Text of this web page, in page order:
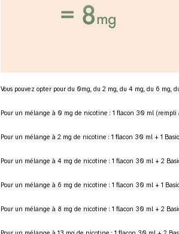
Vous pouvez opter pour du 0mg, du 2 mg, du 4 mg, du 6 mg,
Pour un mélange à 0 mg de nicotine : 1 flacon 30 ml
Pour un mélange à 2 mg de nicotine : 1 flacon 30 ml + 1
Pour un mélange à 4 mg de nicotine : 1 flacon 30 ml + 2
Pour un mélange à 6 mg de nicotine : 1 flacon 30 ml + 1
Pour un mélange à 8 mg de nicotine : 1 flacon 30 ml + 2